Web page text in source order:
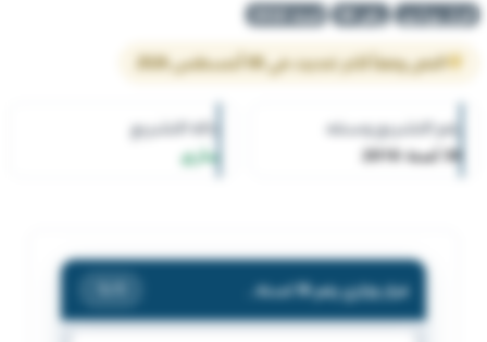
قرار وزاري رقم 36 لسنة 2016
النص وفقاً لآخر تحديث في 08 أغسطس 2026
رقم التشريع وسنته
36 لسنة 2016
حالة التشريع
ساري